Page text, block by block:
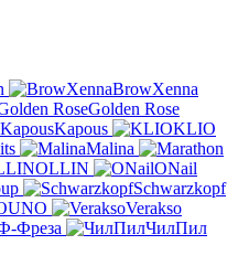
BrowXenna
Golden Rose
Kapous
KLIO
Malina
OLLIN
ONail
Schwarzkopf
UNO
Verakso
Фреза ЧилПил